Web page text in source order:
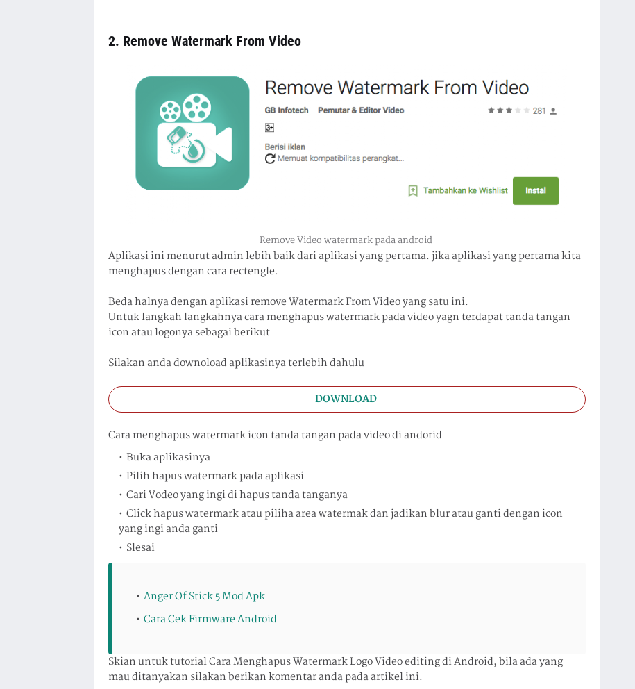
2. Remove Watermark From Video
Remove Video watermark pada android
Aplikasi ini menurut admin lebih baik dari aplikasi yang pertama. jika aplikasi yang pertama kita
menghapus dengan cara rectengle.
Beda halnya dengan aplikasi remove Watermark From Video yang satu ini.
Untuk langkah langkahnya cara menghapus watermark pada video yagn terdapat tanda tangan
icon atau logonya sebagai berikut
Silakan anda downoload aplikasinya terlebih dahulu
DOWNLOAD
Cara menghapus watermark icon tanda tangan pada video di andorid
Buka aplikasinya
Pilih hapus watermark pada aplikasi
Cari Vodeo yang ingi di hapus tanda tanganya
Click hapus watermark atau piliha area watermak dan jadikan blur atau ganti dengan icon
yang ingi anda ganti
Slesai
Anger Of Stick 5 Mod Apk
Cara Cek Firmware Android
Skian untuk tutorial Cara Menghapus Watermark Logo Video editing di Android, bila ada yang
mau ditanyakan silakan berikan komentar anda pada artikel ini.